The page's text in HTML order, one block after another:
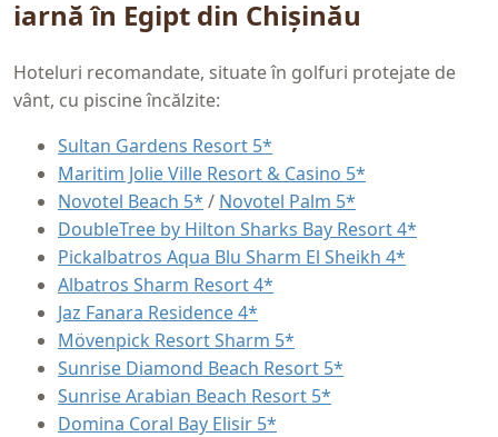
iarnă în Egipt din Chișinău
Hoteluri recomandate, situate în golfuri protejate de
vânt, cu piscine încălzite:
Sultan Gardens Resort 5*
Maritim Jolie Ville Resort & Casino 5*
Novotel Beach 5* / Novotel Palm 5*
DoubleTree by Hilton Sharks Bay Resort 4*
Pickalbatros Aqua Blu Sharm El Sheikh 4*
Albatros Sharm Resort 4*
Jaz Fanara Residence 4*
Mövenpick Resort Sharm 5*
Sunrise Diamond Beach Resort 5*
Sunrise Arabian Beach Resort 5*
Domina Coral Bay Elisir 5*